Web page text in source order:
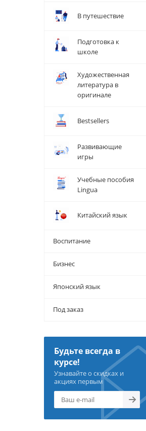
В путешествие
Подготовка к
школе
Художественная
литература в
оригинале
Bestsellers
Развивающие
игры
Учебные пособия
Lingua
Китайский язык
Воспитание
Бизнес
Японский язык
Под заказ
Будьте всегда в
курсе!
Узнавайте о скидках и
акциях первым